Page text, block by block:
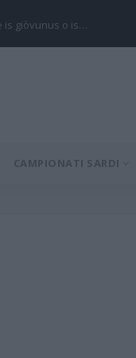
is giòvunus o is…
CAMPIONATI SARDI